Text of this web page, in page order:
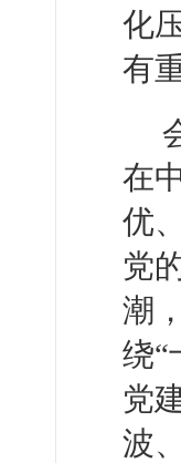
化
有
在
优
党
潮
绕“
党
波